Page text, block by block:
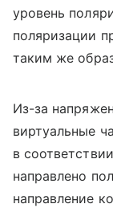
уровень
поляризации
таким же
Из-за
виртуальные
в
направлено
направление